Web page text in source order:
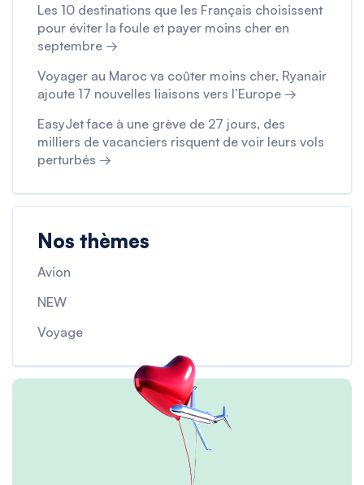
Les 10 destinations que les Français choisissent
pour éviter la foule et payer moins cher en
septembre →
Voyager au Maroc va coûter moins cher, Ryanair
ajoute 17 nouvelles liaisons vers l’Europe →
EasyJet face à une grève de 27 jours, des
milliers de vacanciers risquent de voir leurs vols
perturbés →
Nos thèmes
Avion
NEW
Voyage